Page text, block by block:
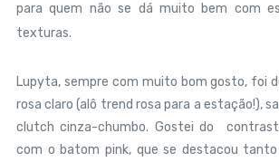
para quem não se dá muito bem com
texturas.
Lupyta, sempre com muito bom gosto, foi
rosa claro (alô trend rosa para a estação!),
clutch cinza-chumbo. Gostei do
com o batom pink, que se destacou